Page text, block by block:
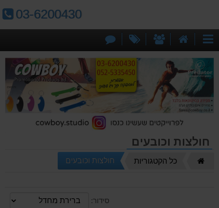
טלפון:
03-6200430
קטגוריות
הבית
אודותינומבצעים
קשר
חולצות וכובעים
כל הקטגוריות חולצות וכובעים
סידור: